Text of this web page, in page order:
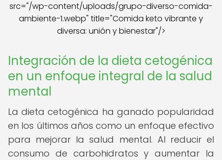
src="/wp-content/uploads/grupo-diverso-comida-
ambiente-1.webp" title="Comida keto vibrante y
diversa: unión y bienestar"/>
Integración de la dieta cetogénica
en un enfoque integral de la salud
mental
La dieta cetogénica ha ganado popularidad
en los últimos años como un enfoque efectivo
para mejorar la salud mental. Al reducir el
consumo de carbohidratos y aumentar la